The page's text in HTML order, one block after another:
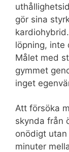
gör sina
löpning, inte
Målet med
gymmet
inget
Att försöka
skynda från
onödigt
minuter